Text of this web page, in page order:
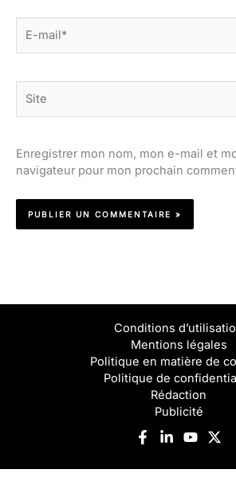
mail*
Enregistrer mon nom, mon e-mail et
navigateur pour mon prochain
Conditions
Mentions légales
Politique en matière de
Politique de
Rédaction
Publicité